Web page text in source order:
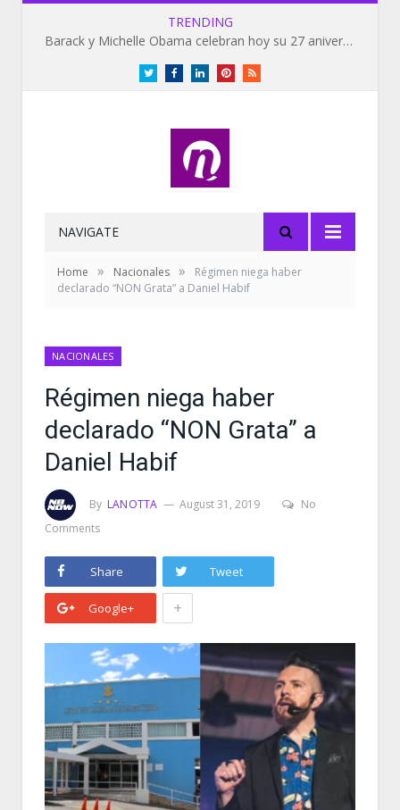
TRENDING
Barack y Michelle Obama celebran hoy su 27 aniversario de bodas
TwitterFacebookLinkedInPinterestRSS
NAVIGATE
Home » Nacionales »
Régimen niega haber
declarado “NON Grata” a Daniel Habif
NACIONALES
Régimen niega haber
declarado “NON Grata” a
Daniel Habif
By LANOTTA August 31, 2019
No
Comments
Share Tweet
Google+ +